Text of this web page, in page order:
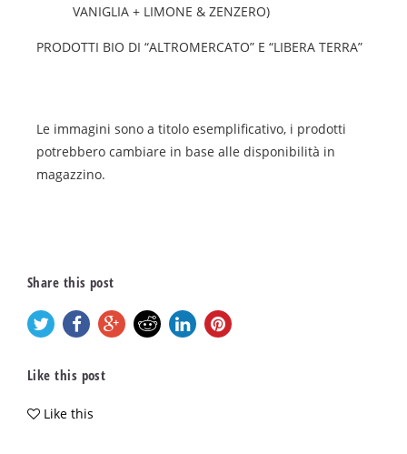
VANIGLIA + LIMONE & ZENZERO)
PRODOTTI BIO DI “ALTROMERCATO” E “LIBERA TERRA”
Le immagini sono a titolo esemplificativo, i prodotti
potrebbero cambiare in base alle disponibilità in
magazzino.
Share this post
Like this post
Like this